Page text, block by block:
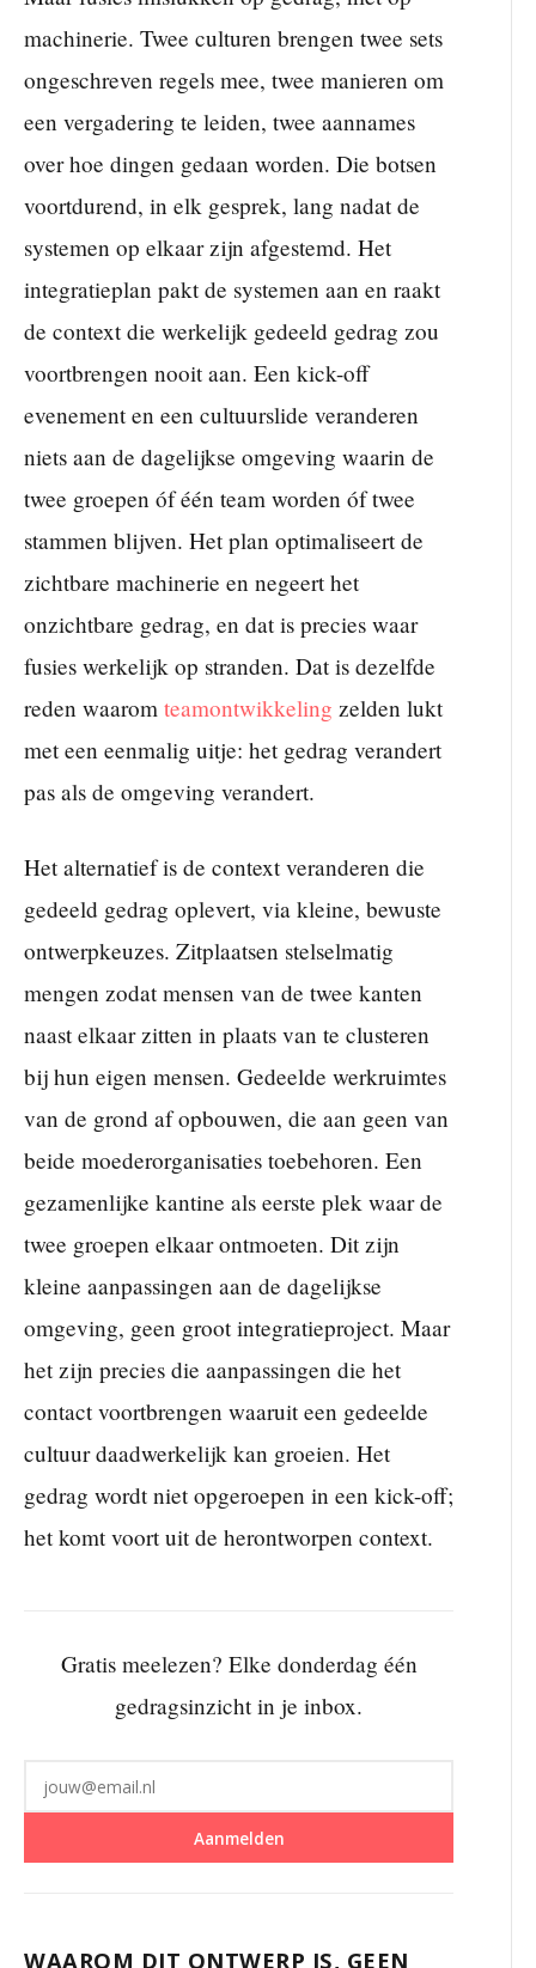
machinerie. Twee culturen brengen twee sets
ongeschreven regels mee, twee manieren om
een vergadering te leiden, twee aannames
over hoe dingen gedaan worden. Die botsen
voortdurend, in elk gesprek, lang nadat de
systemen op elkaar zijn afgestemd. Het
integratieplan pakt de systemen aan en raakt
de context die werkelijk gedeeld gedrag zou
voortbrengen nooit aan. Een kick-off
evenement en een cultuurslide veranderen
niets aan de dagelijkse omgeving waarin de
twee groepen óf één team worden óf twee
stammen blijven. Het plan optimaliseert de
zichtbare machinerie en negeert het
onzichtbare gedrag, en dat is precies waar
fusies werkelijk op stranden. Dat is dezelfde
reden waarom teamontwikkeling zelden lukt
met een eenmalig uitje: het gedrag verandert
pas als de omgeving verandert.
Het alternatief is de context veranderen die
gedeeld gedrag oplevert, via kleine, bewuste
ontwerpkeuzes. Zitplaatsen stelselmatig
mengen zodat mensen van de twee kanten
naast elkaar zitten in plaats van te clusteren
bij hun eigen mensen. Gedeelde werkruimtes
van de grond af opbouwen, die aan geen van
beide moederorganisaties toebehoren. Een
gezamenlijke kantine als eerste plek waar de
twee groepen elkaar ontmoeten. Dit zijn
kleine aanpassingen aan de dagelijkse
omgeving, geen groot integratieproject. Maar
het zijn precies die aanpassingen die het
contact voortbrengen waaruit een gedeelde
cultuur daadwerkelijk kan groeien. Het
gedrag wordt niet opgeroepen in een kick-off;
het komt voort uit de herontworpen context.
Gratis meelezen? Elke donderdag één
gedragsinzicht in je inbox.
Aanmelden
WAAROM DIT ONTWERP IS, GEEN